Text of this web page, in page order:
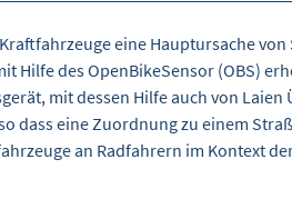
eine Hauptursache
Hilfe des OpenBikeSensor (OBS)
mit dessen Hilfe auch von
dass eine Zuordnung zu einem
an Radfahrern im Kontext